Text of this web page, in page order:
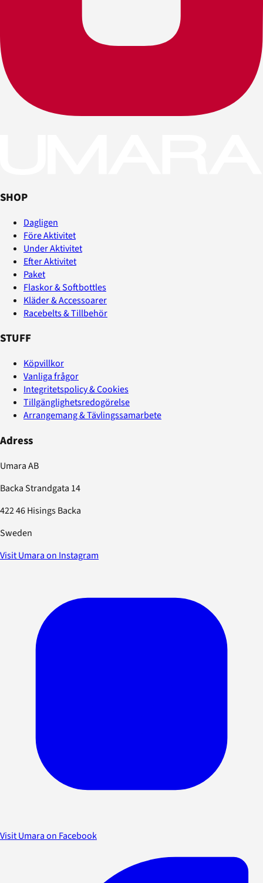
SHOP
Dagligen
Före Aktivitet
Under Aktivitet
Efter Aktivitet
Paket
Flaskor & Softbottles
Kläder & Accessoarer
Racebelts & Tillbehör
STUFF
Köpvillkor
Vanliga frågor
Integritetspolicy & Cookies
Tillgänglighetsredogörelse
Arrangemang & Tävlingssamarbete
Adress
Umara AB
Backa Strandgata 14
422 46 Hisings Backa
Sweden
Visit Umara on Instagram
Visit Umara on Facebook